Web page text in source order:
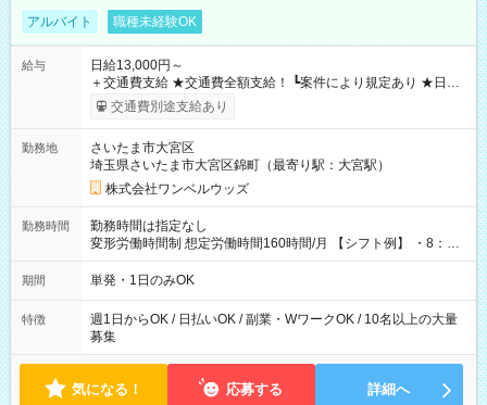
アルバイト 職種未経験OK
給与
日給13,000円～
＋交通費支給 ★交通費全額支給！ ┗案件により規定あり ★日払
いOK！（規定あり） ┗働いたその日に現金GET♪ お仕事後はコ
ンビニATMから 日払い分を引き落とせます！ 【試用期間】試
交通費別途支給あり
勤務地
さいたま市大宮区
埼玉県さいたま市大宮区錦町（最寄り駅：大宮駅）
株式会社ワンベルウッズ
勤務時間
勤務時間は指定なし
変形労働時間制 想定労働時間160時間/月 【シフト例】 ・8：00
～21：00
期間 単発・1日のみOK
特徴
週1日からOK / 日払いOK / 副業・WワークOK / 10名以上の大量
募集
気になる！ 応募する 詳細へ